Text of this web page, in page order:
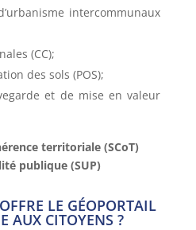
intercommunaux
(CC);
des sols (POS);
et de mise en valeur
territoriale (SCoT)
publique (SUP)
LE GÉOPORTAIL
AUX CITOYENS ?